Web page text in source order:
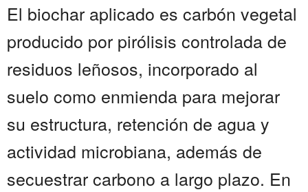
El biochar aplicado es carbón vegetal
producido por pirólisis controlada de
residuos leñosos, incorporado al
suelo como enmienda para mejorar
su estructura, retención de agua y
actividad microbiana, además de
secuestrar carbono a largo plazo. En